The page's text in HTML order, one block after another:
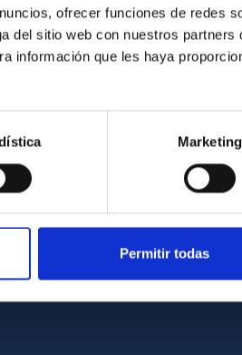
ofrecer funciones de redes
del sitio web con nuestros partners
información que les haya
Marketing
Permitir todas